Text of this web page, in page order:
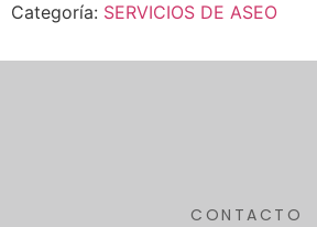
Categoría: SERVICIOS DE ASEO
CONTACTO